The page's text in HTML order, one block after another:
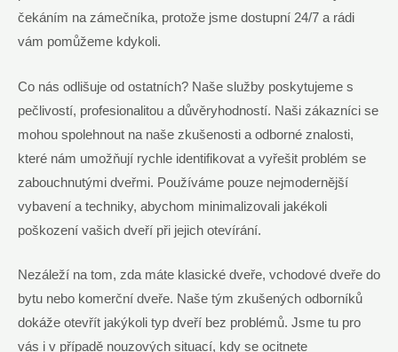
čekáním na zámečníka, protože jsme dostupní 24/7 a rádi
vám pomůžeme kdykoli.
Co nás odlišuje od ostatních? Naše služby poskytujeme s
pečlivostí, profesionalitou a důvěryhodností. Naši zákazníci se
mohou spolehnout na naše zkušenosti a odborné znalosti,
které nám umožňují rychle identifikovat a vyřešit problém se
zabouchnutými dveřmi. Používáme pouze nejmodernější
vybavení a techniky, abychom minimalizovali jakékoli
poškození vašich dveří při jejich otevírání.
Nezáleží na tom, zda máte klasické dveře, vchodové dveře do
bytu nebo komerční dveře. Naše tým zkušených odborníků
dokáže otevřít jakýkoli typ dveří bez problémů. Jsme tu pro
vás i v případě nouzových situací, kdy se ocitnete